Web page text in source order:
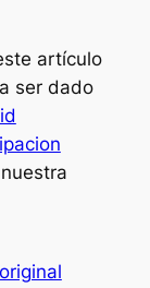
artículo
ser dado